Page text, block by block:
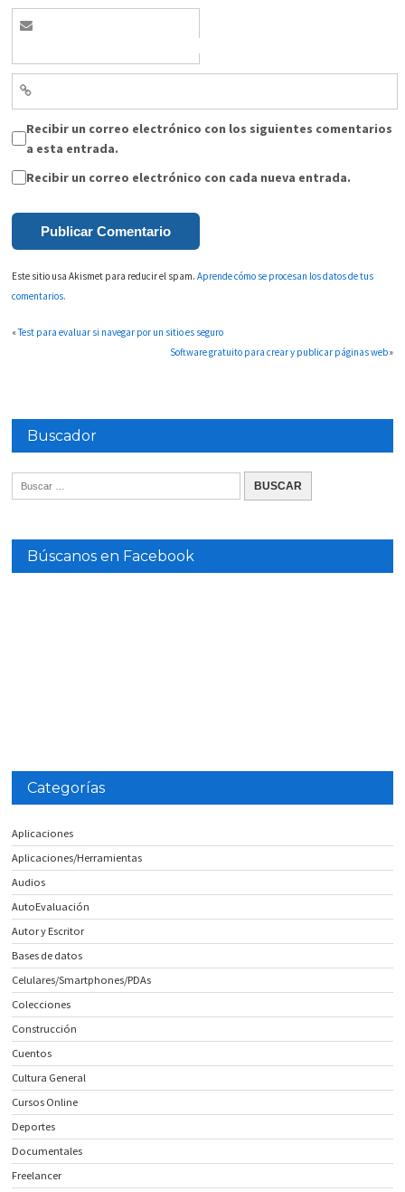
Recibir un correo electrónico con los siguientes comentarios
a esta entrada.
Recibir un correo electrónico con cada nueva entrada.
Este sitio usa Akismet para reducir el spam.Aprende cómo se procesan los datos de tus
comentarios.
«Test para evaluar si navegar por un sitio es seguro
Software gratuito para crear y publicar páginas web»
Buscador
Búscanos en Facebook
Categorías
Aplicaciones
Aplicaciones/Herramientas
Audios
AutoEvaluación
Autor y Escritor
Bases de datos
Celulares/Smartphones/PDAs
Colecciones
Construcción
Cuentos
Cultura General
Cursos Online
Deportes
Documentales
Freelancer